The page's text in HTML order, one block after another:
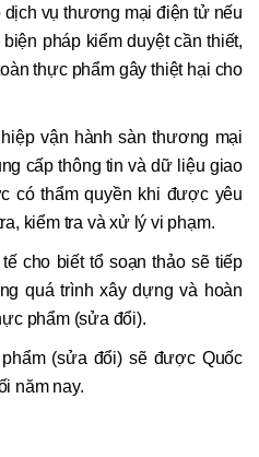
vụ thương mại điện tử nếu
pháp kiểm duyệt cần thiết,
thực phẩm gây thiệt hại cho
vận hành sàn thương mại
cấp thông tin và dữ liệu giao
có thẩm quyền khi được yêu
kiểm tra và xử lý vi phạm.
cho biết tổ soạn thảo sẽ tiếp
quá trình xây dựng và hoàn
phẩm (sửa đổi).
(sửa đổi) sẽ được Quốc
năm nay.